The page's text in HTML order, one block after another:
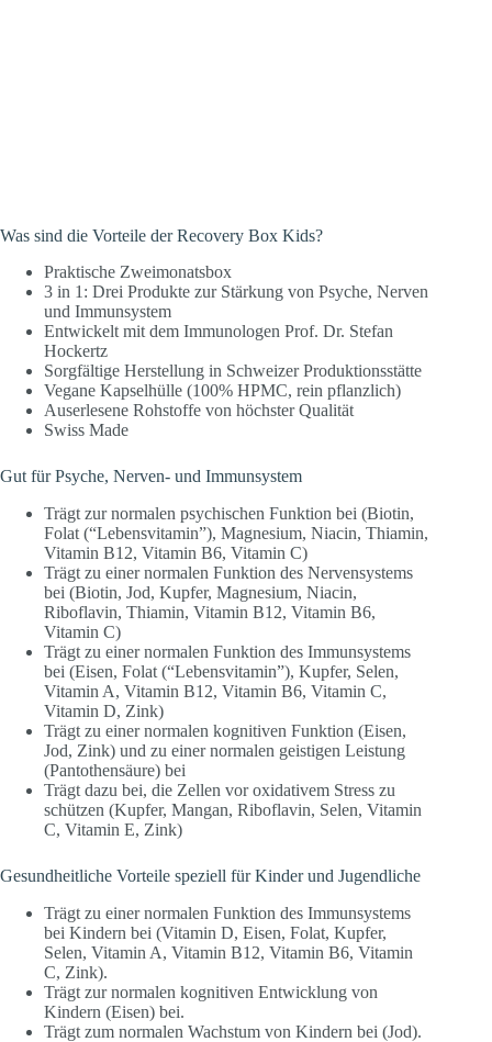
Was sind die Vorteile der Recovery Box Kids?
Praktische Zweimonatsbox
3 in 1: Drei Produkte zur Stärkung von Psyche, Nerven
und Immunsystem
Entwickelt mit dem Immunologen Prof. Dr. Stefan
Hockertz
Sorgfältige Herstellung in Schweizer Produktionsstätte
Vegane Kapselhülle (100% HPMC, rein pflanzlich)
Auserlesene Rohstoffe von höchster Qualität
Swiss Made
Gut für Psyche, Nerven- und Immunsystem
Trägt zur normalen psychischen Funktion bei (Biotin,
Folat (“Lebensvitamin”), Magnesium, Niacin, Thiamin,
Vitamin B12, Vitamin B6, Vitamin C)
Trägt zu einer normalen Funktion des Nervensystems
bei (Biotin, Jod, Kupfer, Magnesium, Niacin,
Riboflavin, Thiamin, Vitamin B12, Vitamin B6,
Vitamin C)
Trägt zu einer normalen Funktion des Immunsystems
bei (Eisen, Folat (“Lebensvitamin”), Kupfer, Selen,
Vitamin A, Vitamin B12, Vitamin B6, Vitamin C,
Vitamin D, Zink)
Trägt zu einer normalen kognitiven Funktion (Eisen,
Jod, Zink) und zu einer normalen geistigen Leistung
(Pantothensäure) bei
Trägt dazu bei, die Zellen vor oxidativem Stress zu
schützen (Kupfer, Mangan, Riboflavin, Selen, Vitamin
C, Vitamin E, Zink)
Gesundheitliche Vorteile speziell für Kinder und Jugendliche
Trägt zu einer normalen Funktion des Immunsystems
bei Kindern bei (Vitamin D, Eisen, Folat, Kupfer,
Selen, Vitamin A, Vitamin B12, Vitamin B6, Vitamin
C, Zink).
Trägt zur normalen kognitiven Entwicklung von
Kindern (Eisen) bei.
Trägt zum normalen Wachstum von Kindern bei (Jod).